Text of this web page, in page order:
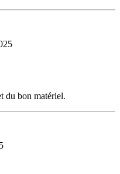
du bon matériel.